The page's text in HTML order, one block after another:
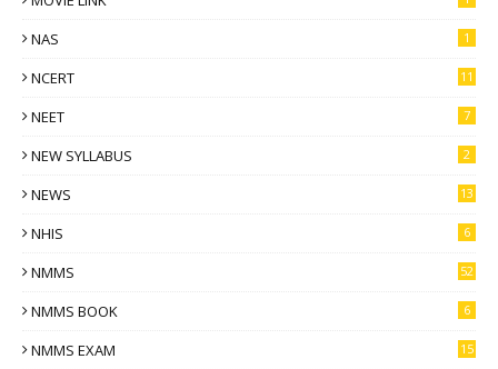
NAS 1
NCERT 11
NEET 7
NEW SYLLABUS 2
NEWS 13
NHIS 6
NMMS 52
NMMS BOOK 6
NMMS EXAM 15